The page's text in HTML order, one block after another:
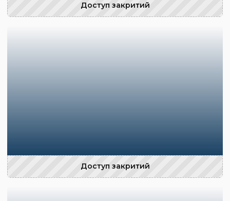
Доступ закритий
Доступ закритий